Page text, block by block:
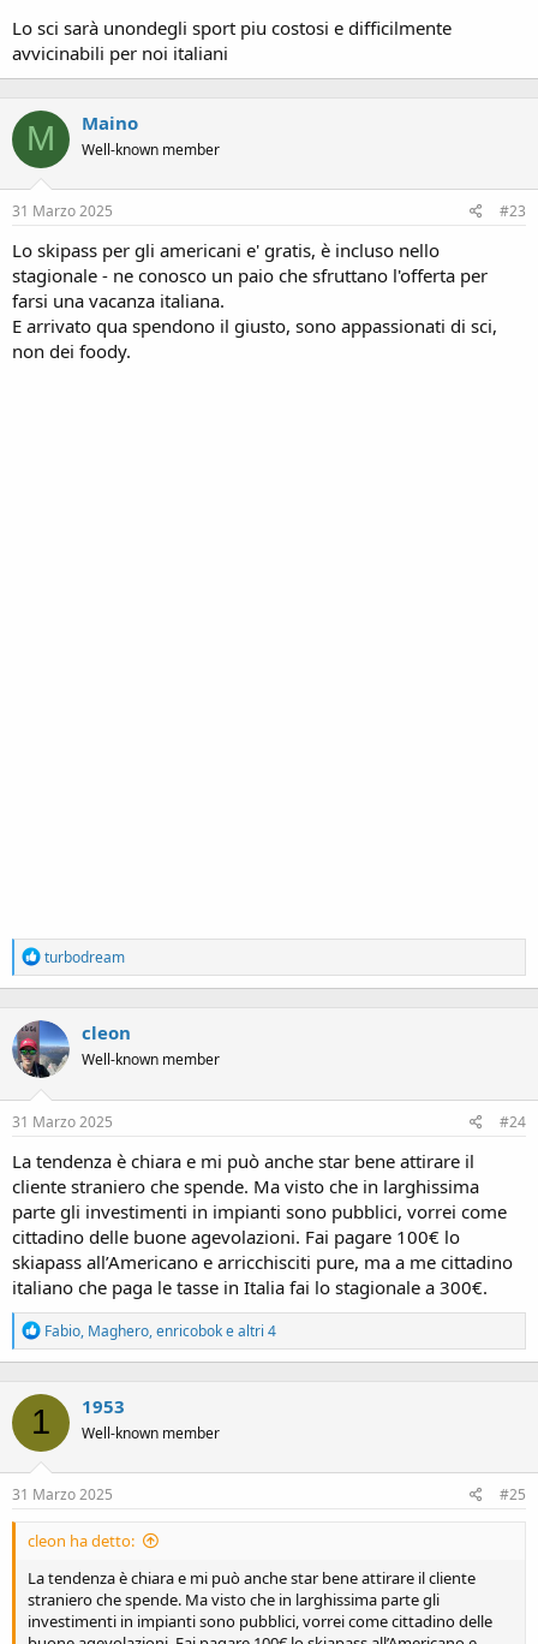
Lo sci sarà unondegli sport piu costosi e difficilmente
avvicinabili per noi italiani
M Maino
Well-known member
31 Marzo 2025 #23
Lo skipass per gli americani e' gratis, è incluso nello
stagionale - ne conosco un paio che sfruttano l'offerta per
farsi una vacanza italiana.
E arrivato qua spendono il giusto, sono appassionati di sci,
non dei foody.
R
e
a
t
i
o
n
:
turbodream
cleon
Well-known member
31 Marzo 2025 #24
La tendenza è chiara e mi può anche star bene attirare il
cliente straniero che spende. Ma visto che in larghissima
parte gli investimenti in impianti sono pubblici, vorrei come
cittadino delle buone agevolazioni. Fai pagare 100€ lo
skiapass all’Americano e arricchisciti pure, ma a me cittadino
italiano che paga le tasse in Italia fai lo stagionale a 300€.
R
e
a
n
:
Fabio, Maghero,enricoboke altri 4
1 1953
Well-known member
31 Marzo 2025 #25
cleon ha detto:
La tendenza è chiara e mi può anche star bene attirare il cliente
straniero che spende. Ma visto che in larghissima parte gli
investimenti in impianti sono pubblici, vorrei come cittadino delle